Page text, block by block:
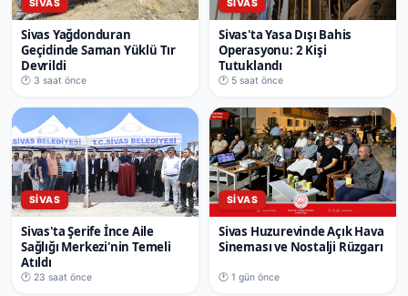
SIVAS
Sivas Yağdonduran
Geçidinde Saman Yüklü Tır
Devrildi
🕐 3 saat önce
SIVAS
Sivas'ta Yasa Dışı Bahis
Operasyonu: 2 Kişi
Tutuklandı
🕐 5 saat önce
SIVAS
Sivas'ta Şerife İnce Aile
Sağlığı Merkezi'nin Temeli
Atıldı
🕐 23 saat önce
SIVAS
Sivas Huzurevinde Açık Hava
Sineması ve Nostalji Rüzgarı
🕐 1 gün önce